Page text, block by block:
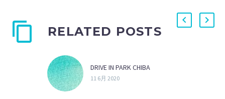
RELATED POSTS
DRIVE IN PARK CHIBA
11 6月 2020